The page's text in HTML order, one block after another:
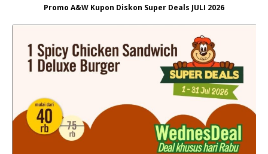
Promo A&W Kupon Diskon Super Deals JULI 2026